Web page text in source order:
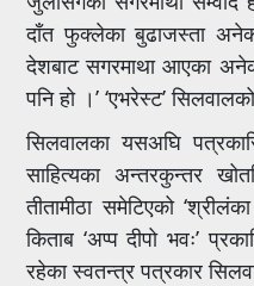
दाँत फुक्लेका बुढाजस्ता
देशबाट सगरमाथा आएका
पनि हो ।’ ‘एभरेस्ट’
सिलवालका यसअघि
साहित्यका अन्तरकुन्तर
तीतामीठा समेटिएको
किताब ‘अप्प दीपो भवः’
रहेका स्वतन्त्र पत्रकार